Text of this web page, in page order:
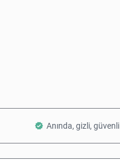
Anında, gizli, güvenli